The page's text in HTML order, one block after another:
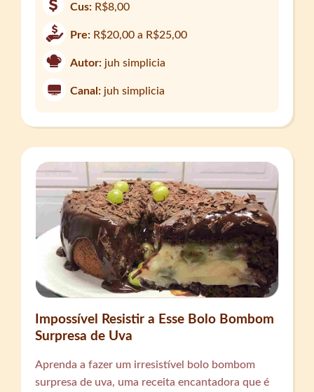
Cus: R$8,00
Pre: R$20,00 a R$25,00
Autor: juh simplicia
Canal: juh simplicia
Impossível Resistir a Esse Bolo Bombom
Surpresa de Uva
Aprenda a fazer um irresistível bolo bombom
surpresa de uva, uma receita encantadora que é